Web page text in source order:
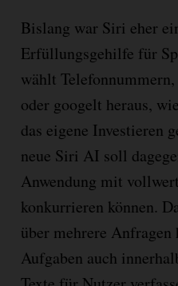
Bislang war Siri eher
Erfüllungsgehilfe für
wählt
oder googelt heraus,
das eigene Investieren
neue Siri AI soll
Anwendung mit
konkurrieren können.
über mehrere Anfragen
Aufgaben auch